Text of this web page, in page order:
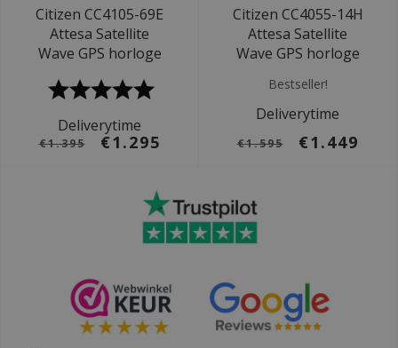
Citizen CC4105-69E
Attesa Satellite
Wave GPS horloge
Deliverytime
€1.395 €1.295
Citizen CC4055-14H
Attesa Satellite
Wave GPS horloge
Bestseller!
Deliverytime
€1.595 €1.449